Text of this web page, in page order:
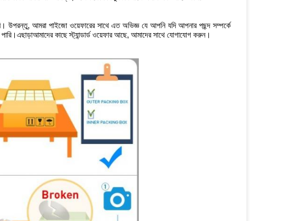
উপরন্তু, আমরা পাইজো ওয়েফারের সাথে এত অভিজ্ঞ যে আপনি যদি আপনার পছন্দ সম্পর্কে
কাছে স্ট্যান্ডার্ড ওয়েফার আছে, আমাদের সাথে যোগাযোগ করুন।